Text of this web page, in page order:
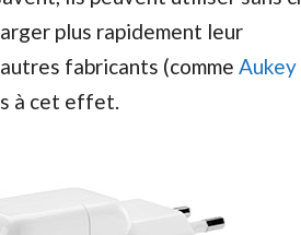
plus rapidement leur
fabricants (comme Aukey
à cet effet.